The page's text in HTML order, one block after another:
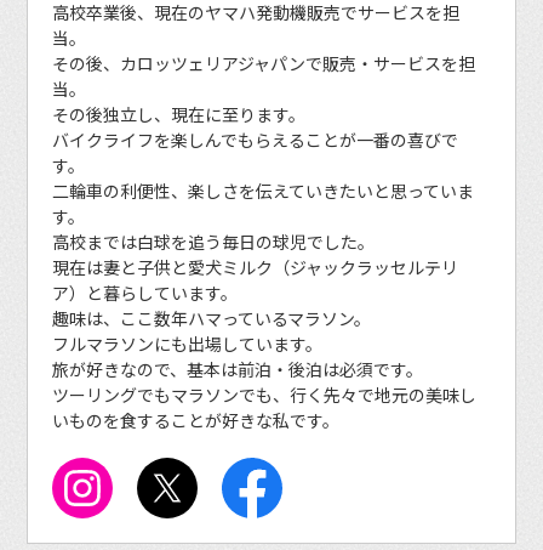
高校卒業後、現在のヤマハ発動機販売でサービスを担
当。
その後、カロッツェリアジャパンで販売・サービスを担
当。
その後独立し、現在に至ります。
バイクライフを楽しんでもらえることが一番の喜びで
す。
二輪車の利便性、楽しさを伝えていきたいと思っていま
す。
高校までは白球を追う毎日の球児でした。
現在は妻と子供と愛犬ミルク（ジャックラッセルテリ
ア）と暮らしています。
趣味は、ここ数年ハマっているマラソン。
フルマラソンにも出場しています。
旅が好きなので、基本は前泊・後泊は必須です。
ツーリングでもマラソンでも、行く先々で地元の美味し
いものを食することが好きな私です。